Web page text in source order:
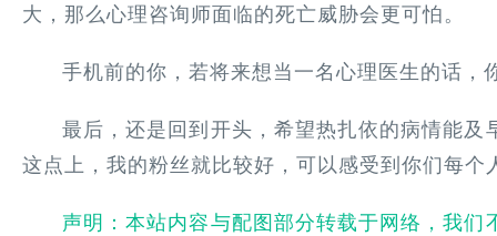
大，那么心理咨询师面临的死亡威胁会更可怕。
手机前的你，若将来想当一名心理医生的话
最后，还是回到开头，希望热扎依的病情能
这点上，我的粉丝就比较好，可以感受到你们每个
声明：本站内容与配图部分转载于网络，我